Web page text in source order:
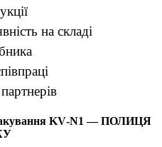
на складі
KV‑N1 — ПОЛИЦЯ